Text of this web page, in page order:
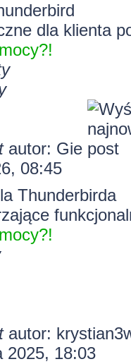
dla klienta
autor: Gie
08:45
Thunderbirda
autor:
2025, 18:03